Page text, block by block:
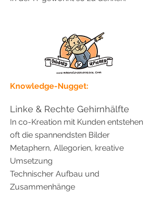
Knowledge-Nugget:
Linke & Rechte Gehirnhälfte
In co-Kreation mit Kunden entstehen
oft die spannendsten Bilder
Metaphern, Allegorien, kreative
Umsetzung
Technischer Aufbau und
Zusammenhänge